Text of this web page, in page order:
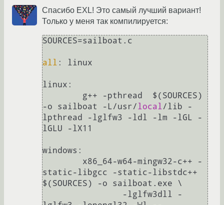
Спасибо EXL! Это самый лучший вариант!
Только у меня так компилируется:
SOURCES=sailboat.c
all : linux
linux:
-o sailboat -L/usr/local/lib -
lpthread -lglfw3 -ldl -lm -lGL -
lGLU -lX11
windows:
static-libgcc -static-libstdc++
$(SOURCES) -o sailboat.exe \